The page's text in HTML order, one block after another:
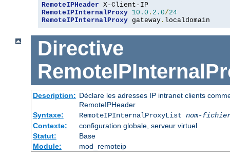
RemoteIPHeader
RemoteIPInternalProxy 10.0 . 2.0/24
RemoteIPInternalProxy gateway . localdomain
Directive
Description: Déclare les adresses IP intranet clients
RemoteIPHeader
Syntaxe:
RemoteIPInternalProxyList nom-
Contexte:
configuration globale, serveur virtuel
Statut:
Base
Module:
mod_remoteip